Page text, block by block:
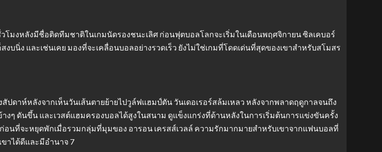
โมงหลังมีชื่อติดทีมชาติในเกมนัดรองชนะเลิศ ก่อนฟุตบอลโลกจะเริ่มในเดือนพฤศจิกายน ซิลเคบอร์
นิ่ง และเช่นเคย มองที่จะเคลื่อนบอลอย่างรวดเร็ว ยังไม่ใช่เกมที่โดดเด่นที่สุดของเขาสำหรับสโมสร
ปดาห์หลังจากเห็นวันเส้นตายย้ายไปวูล์ฟแฮมป์ตัน วันเดอเรอร์สล้มเหลว หลังจากพลาดฤดูกาลจนถึง
ๆ ดันขึ้น และเวสต์แฮมครองบอลได้สูงในสนาม ดูแข็งแกร่งที่ด้านหลังในการเริ่มต้นการแข่งขันครั้ง
อนที่จะหยุดพักเมื่อรวมกลุ่มที่มุมของ อารอน เครสส์เวลล์ ความรักมากมายสำหรับเขาจากแฟนบอลที่
ขาได้ดีและมีอำนาจ 7